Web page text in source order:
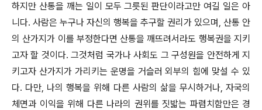
하지만 산통을 깨는 일이 모두 그릇된 판단이라고만 여길 일은 아
니다. 사람은 누구나 자신의 행복을 추구할 권리가 있으며, 산통 안
의 산가지가 이를 부정한다면 산통을 깨뜨려서라도 행복권을 지키
고자 할 것이다. 그것처럼 국가나 사회도 그 구성원을 안전하게 지
키고자 산가지가 가리키는 운명을 거슬러 외부의 힘에 맞설 수 있
다. 다만, 나의 행복을 위해 다른 사람의 삶을 무시하거나, 자국의
체면과 이익을 위해 다른 나라의 권위를 짓밟는 파렴치함만은 경